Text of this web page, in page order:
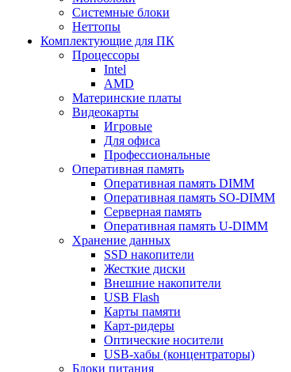
Системные блоки
Неттопы
Комплектующие для ПК
Процессоры
Intel
AMD
Материнские платы
Видеокарты
Игровые
Для офиса
Профессиональные
Оперативная память
Оперативная память DIMM
Оперативная память SO-DIMM
Серверная память
Оперативная память U-DIMM
Хранение данных
SSD накопители
Жесткие диски
Внешние накопители
USB Flash
Карты памяти
Карт-ридеры
Оптические носители
USB-хабы (концентраторы)
Блоки питания